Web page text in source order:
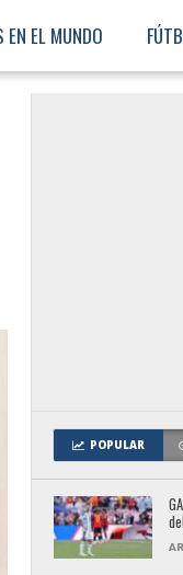
EN EL MUNDO
POPULAR